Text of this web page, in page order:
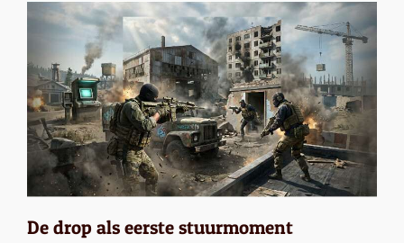
De drop als eerste stuurmoment